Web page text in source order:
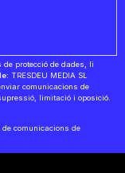
protecció de dades, li
TRESDEU MEDIA SL
comunicacions de
limitació i oposició.
comunicacions de